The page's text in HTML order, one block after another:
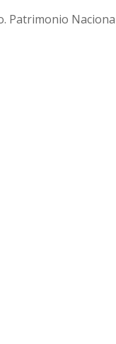
Patrimonio